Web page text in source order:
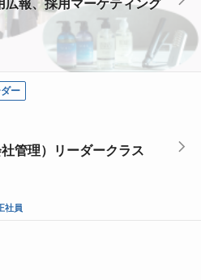
報、採用マーケティング
ー
管理）リーダークラス
社員